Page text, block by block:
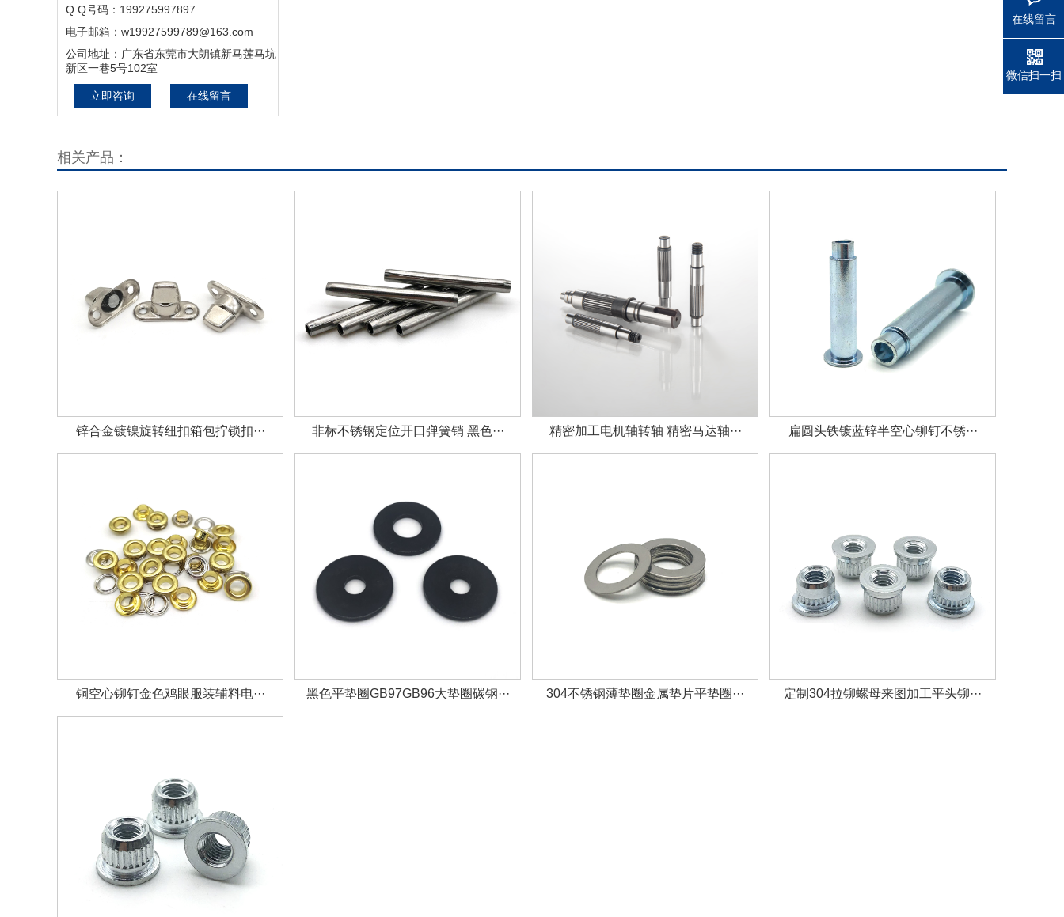
骨胶,药用明胶,食用明胶,
照相明胶,医用明胶,宏程明
胶,江西宏程明胶
Q Q号码：199275997897
电子邮箱：w19927599789@163.com
公司地址：广东省东莞市大朗镇新马莲马坑
新区一巷5号102室
立即咨询 在线留言
相关产品：
锌合金镀镍旋转纽扣箱包拧锁扣··· 非标不锈钢定位开口弹簧销 黑色··· 精密加工电机轴转轴 精密马达轴··· 扁圆头铁镀蓝锌半空心铆钉不锈···
铜空心铆钉金色鸡眼服装辅料电··· 黑色平垫圈GB97GB96大垫圈碳钢··· 304不锈钢薄垫圈金属垫片平垫圈··· 定制304拉铆螺母来图加工平头铆···
在线留言
微信扫一扫